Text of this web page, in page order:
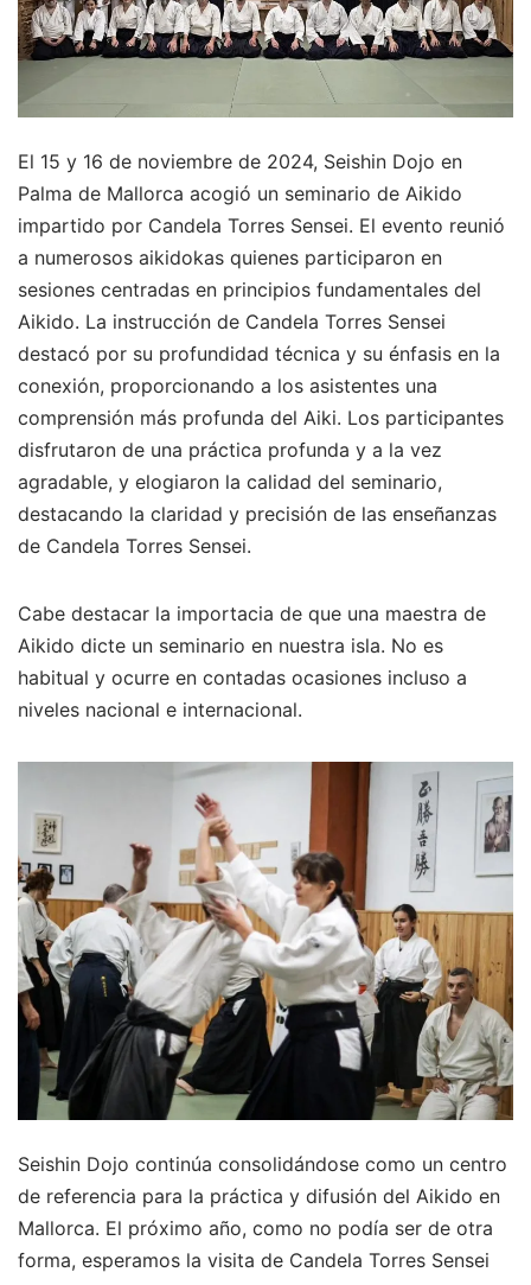
El 15 y 16 de noviembre de 2024, Seishin Dojo en
Palma de Mallorca acogió un seminario de Aikido
impartido por Candela Torres Sensei. El evento reunió
a numerosos aikidokas quienes participaron en
sesiones centradas en principios fundamentales del
Aikido. La instrucción de Candela Torres Sensei
destacó por su profundidad técnica y su énfasis en la
conexión, proporcionando a los asistentes una
comprensión más profunda del Aiki. Los participantes
disfrutaron de una práctica profunda y a la vez
agradable, y elogiaron la calidad del seminario,
destacando la claridad y precisión de las enseñanzas
de Candela Torres Sensei.
Cabe destacar la importacia de que una maestra de
Aikido dicte un seminario en nuestra isla. No es
habitual y ocurre en contadas ocasiones incluso a
niveles nacional e internacional.
Seishin Dojo continúa consolidándose como un centro
de referencia para la práctica y difusión del Aikido en
Mallorca. El próximo año, como no podía ser de otra
forma, esperamos la visita de Candela Torres Sensei